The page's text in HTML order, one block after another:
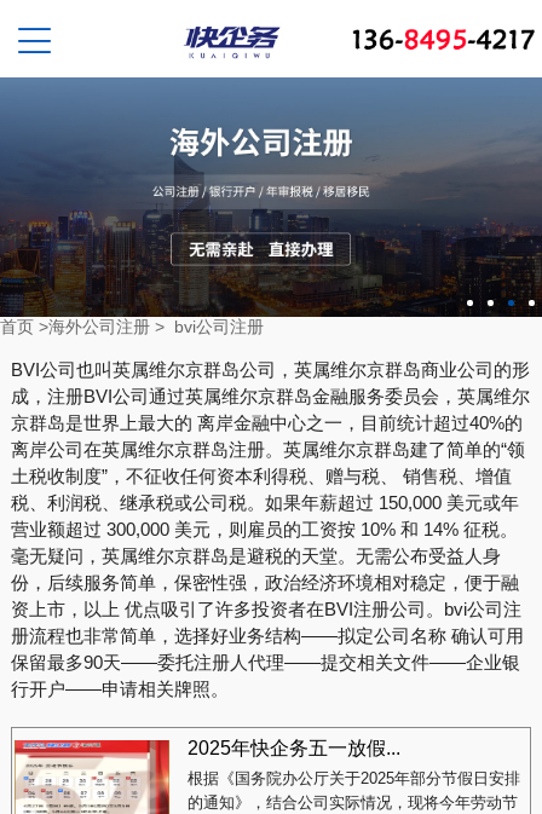
首页 >海外公司注册 > bvi公司注册
BVI公司也叫英属维尔京群岛公司，英属维尔京群岛商业公司的形
成，注册BVI公司通过英属维尔京群岛金融服务委员会，英属维尔
京群岛是世界上最大的 离岸金融中心之一，目前统计超过40%的
离岸公司在英属维尔京群岛注册。英属维尔京群岛建了简单的“领
土税收制度”，不征收任何资本利得税、赠与税、 销售税、增值
税、利润税、继承税或公司税。如果年薪超过 150,000 美元或年
营业额超过 300,000 美元，则雇员的工资按 10% 和 14% 征税。
毫无疑问，英属维尔京群岛是避税的天堂。无需公布受益人身
份，后续服务简单，保密性强，政治经济环境相对稳定，便于融
资上市，以上 优点吸引了许多投资者在BVI注册公司。bvi公司注
册流程也非常简单，选择好业务结构——拟定公司名称 确认可用
保留最多90天——委托注册人代理——提交相关文件——企业银
行开户——申请相关牌照。
2025年快企务五一放假...
根据《国务院办公厅关于2025年部分节假日安排
的通知》，结合公司实际情况，现将今年劳动节